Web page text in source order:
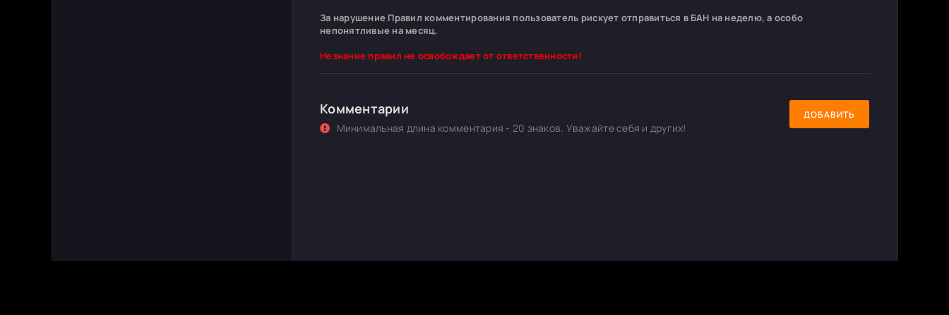
За нарушение Правил комментирования пользователь рискует отправиться в БАН на неделю, а особо
непонятливые на месяц.
Незнание правил не освобождает от ответственности!
Комментарии
Минимальная длина комментария - 20 знаков. Уважайте себя и других!
ДОБАВИТЬ